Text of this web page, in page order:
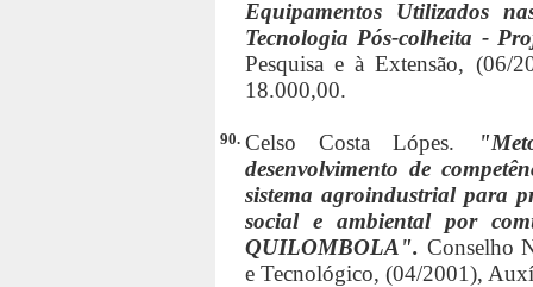
Equipamentos Utilizados
Tecnologia Pós-colheita -
Pesquisa e à Extensão, (06/
18.000,00.
90. Celso Costa Lópes.
desenvolvimento de
sistema agroindustrial para
social e ambiental por
QUILOMBOLA". Conselho
e Tecnológico, (04/2001),